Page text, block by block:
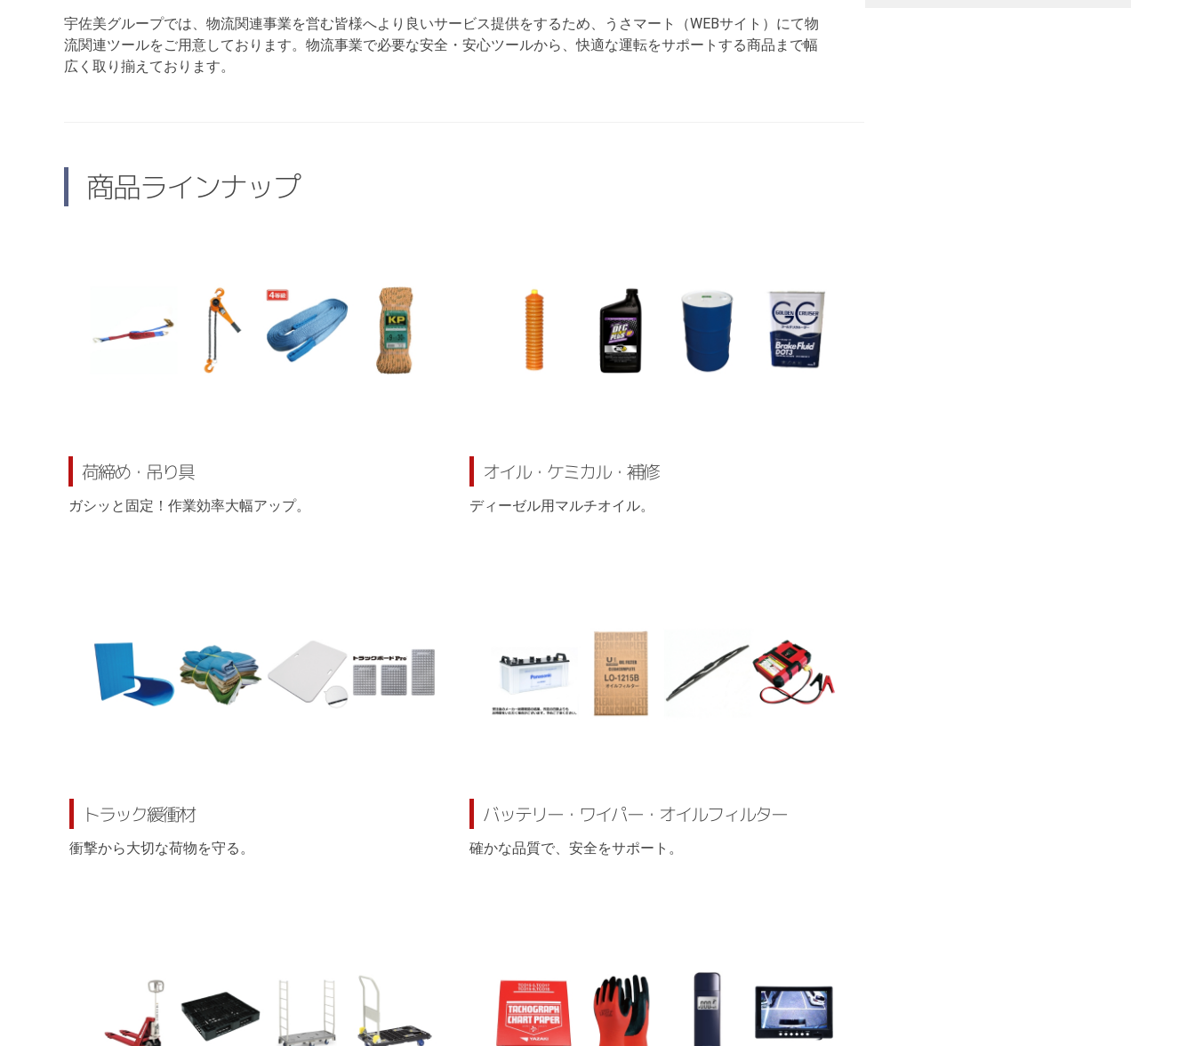
宇佐美グループでは、物流関連事業を営む皆様へより良いサービス提供をするため、うさマート（WEBサイト）にて物
流関連ツールをご用意しております。物流事業で必要な安全・安心ツールから、快適な運転をサポートする商品まで幅
広く取り揃えております。
商品ラインナップ
荷締め・吊り具
ガシッと固定！作業効率大幅アップ。
オイル・ケミカル・補修
ディーゼル用マルチオイル。
トラック緩衝材
衝撃から大切な荷物を守る。
バッテリー・ワイパー・オイルフィルター
確かな品質で、安全をサポート。